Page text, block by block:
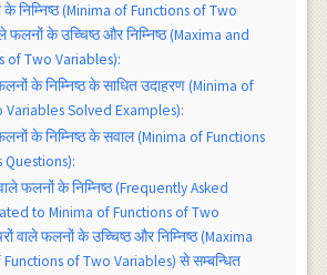
के निम्निष्ठ (Minima of Functions of Two
फलनों के उच्चिष्ठ और निम्निष्ठ (Maxima and
of Two Variables):
के निम्निष्ठ के साधित उदाहरण (Minima of
Variables Solved Examples):
के निम्निष्ठ के सवाल (Minima of Functions
फलनों के निम्निष्ठ (Frequently Asked
to Minima of Functions of Two
वाले फलनों के उच्चिष्ठ और निम्निष्ठ (Maxima
of Two Variables) से सम्बन्धित